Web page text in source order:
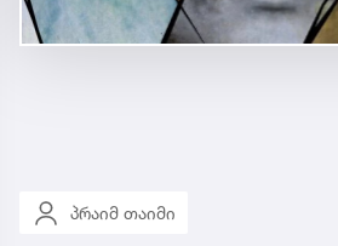
პრაიმ თაიმი